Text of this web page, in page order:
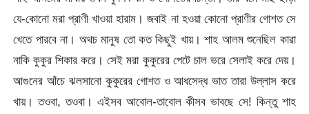
যে-কোনো মরা প্রাণী খাওয়া হারাম। জবাই না হওয়া কোনো প্রাণীর গোশত সে
খেতে পারবে না। অথচ মানুষ তো কত কিছুই খায়। শাহ আলম শুনেছিল কারা
নাকি কুকুর শিকার করে। সেই মরা কুকুরের পেটে চাল ভরে সেলাই করে দেয়।
আগুনের আঁচে ঝলসানো কুকুরের গোশত ও আধসেদ্ধ ভাত তারা উল্লাস করে
খায়। তওবা, তওবা। এইসব আবোল-তাবোল কীসব ভাবছে সে! কিন্তু শাহ